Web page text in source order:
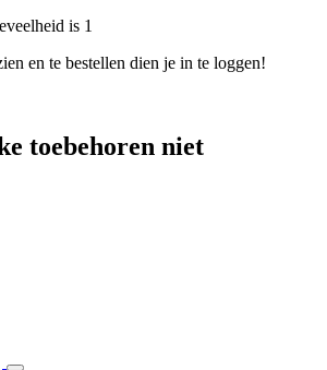
is 1
en te bestellen dien je in te loggen!
toebehoren niet